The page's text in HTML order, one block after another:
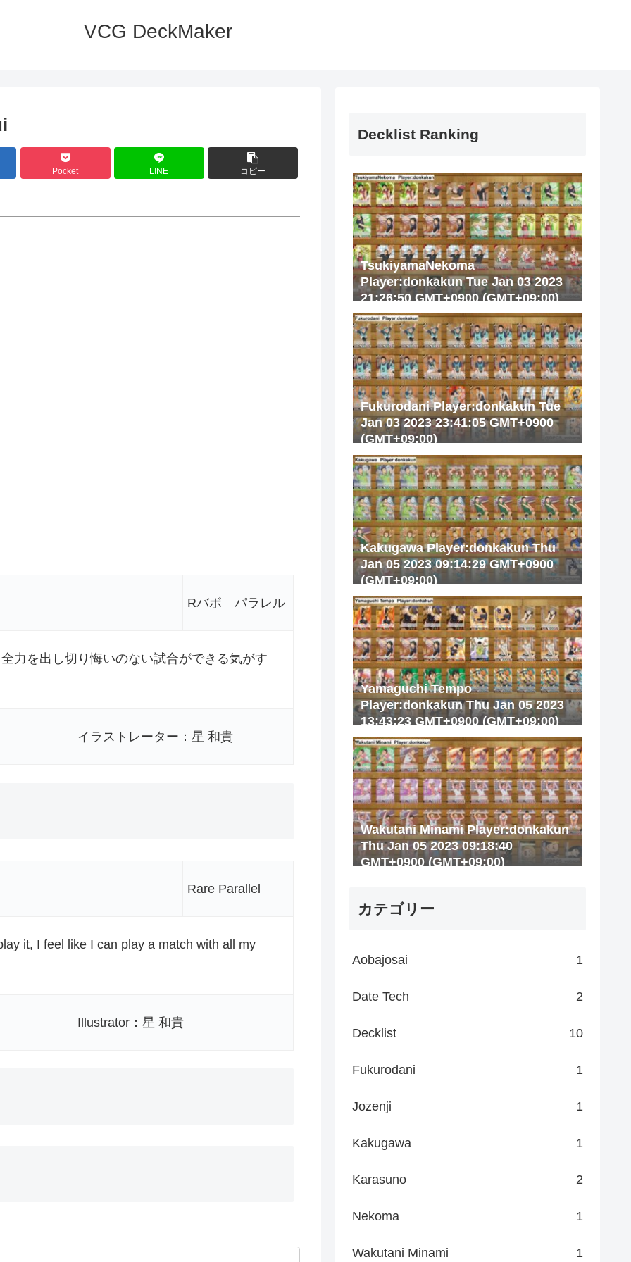
VCG DeckMaker
Pocket LINE コピー
Rバボ パラレル
力を出し切り悔いのない試合ができる気がす
イラストレーター：星 和貴
Rare Parallel
it, I feel like I can play a match with all my
Illustrator：星 和貴
Decklist Ranking
TsukiyamaNekoma
Player:donkakun Tue Jan 03 2023
21:26:50 GMT+0900 (GMT+09:00)
Fukurodani Player:donkakun Tue
Jan 03 2023 23:41:05 GMT+0900
(GMT+09:00)
Kakugawa Player:donkakun Thu
Jan 05 2023 09:14:29 GMT+0900
(GMT+09:00)
Yamaguchi Tempo
Player:donkakun Thu Jan 05 2023
13:43:23 GMT+0900 (GMT+09:00)
Wakutani Minami Player:donkakun
Thu Jan 05 2023 09:18:40
GMT+0900 (GMT+09:00)
カテゴリー
Aobajosai 1
Date Tech 2
Decklist 10
Fukurodani 1
Jozenji 1
Kakugawa 1
Karasuno 2
Nekoma 1
Wakutani Minami 1